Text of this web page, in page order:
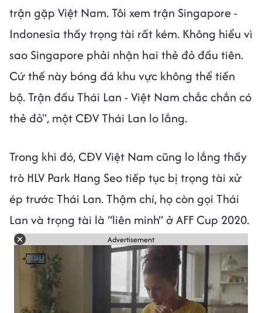
trận gặp Việt Nam. Tôi xem trận Singapore -
Indonesia thấy trọng tài rất kém. Không hiểu vì
sao Singapore phải nhận hai thẻ đỏ đầu tiên.
Cứ thế này bóng đá khu vực không thể tiến
bộ. Trận đấu Thái Lan - Việt Nam chắc chắn có
thẻ đỏ", một CĐV Thái Lan lo lắng.
Trong khi đó, CĐV Việt Nam cũng lo lắng thầy
trò HLV Park Hang Seo tiếp tục bị trọng tài xử
ép trước Thái Lan. Thậm chí, họ còn gọi Thái
Lan và trọng tài là “liên minh” ở AFF Cup 2020.
Advertisement